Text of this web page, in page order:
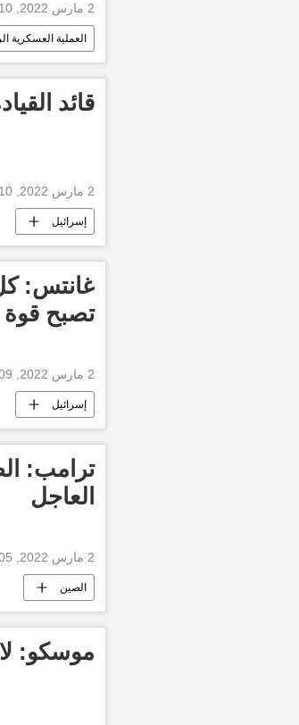
2 مارس 2022, 23:10 GMT
العملية العسكرية
قائد
2 مارس 2022, 23:10 GMT
إسرائيل
غانتس:
تصبح قوة
2 مارس 2022, 23:09 GMT
إسرائيل
ترامب:
العاجل
2 مارس 2022, 23:05 GMT
الصين
موسكو: